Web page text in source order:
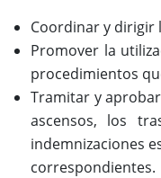
Coordinar y dirigir
Promover la
procedimientos
Tramitar y
ascensos, los
indemnizaciones
correspondientes.